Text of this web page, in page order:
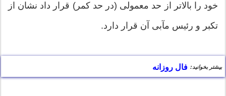
خود را بالاتر از حد معمولی (در حد کمر) قرار داد نشان از
تکبر و رئیس مآبی آن قرار دارد.
بیشتر بخوانید: فال روزانه